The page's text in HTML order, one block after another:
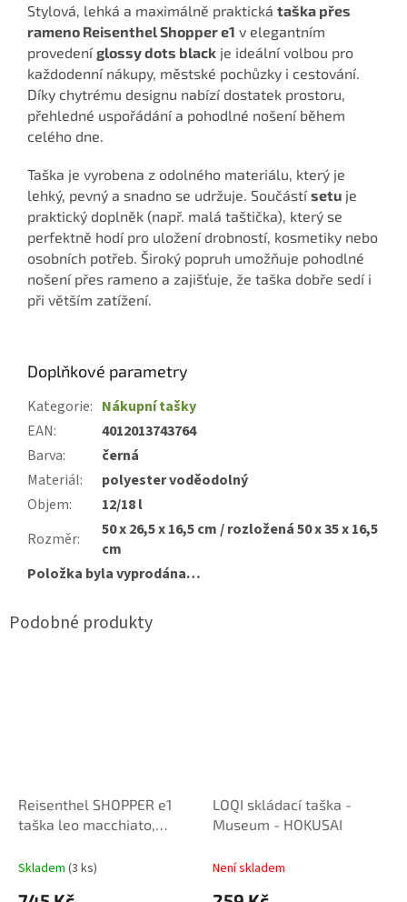
Stylová, lehká a maximálně praktická taška přes
rameno Reisenthel Shopper e1 v elegantním
provedeníglossy dots black je ideální volbou pro
každodenní nákupy, městské pochůzky i cestování.
Díky chytrému designu nabízí dostatek prostoru,
přehledné uspořádání a pohodlné nošení během
celého dne.
Taška je vyrobena z odolného materiálu, který je
lehký, pevný a snadno se udržuje. Součástísetu je
praktický doplněk (např. malá taštička), který se
perfektně hodí pro uložení drobností, kosmetiky nebo
osobních potřeb. Široký popruh umožňuje pohodlné
nošení přes rameno a zajišťuje, že taška dobře sedí i
při větším zatížení.
Doplňkové parametry
Kategorie: Nákupní tašky
EAN:
4012013743764
Barva:
černá
Materiál:
polyester voděodolný
Objem:
12/18 l
Rozměr:
50 x 26,5 x 16,5 cm / rozložená 50 x 35 x 16,5
cm
Položka byla vyprodána…
Reisenthel SHOPPER e1
taška leo macchiato,
Skladem (3 ks)
LOQI skládací taška -
Museum - HOKUSAI
Není skladem